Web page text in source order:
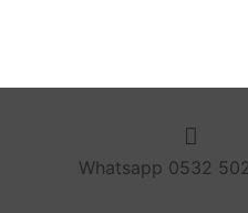
Whatsapp 0532